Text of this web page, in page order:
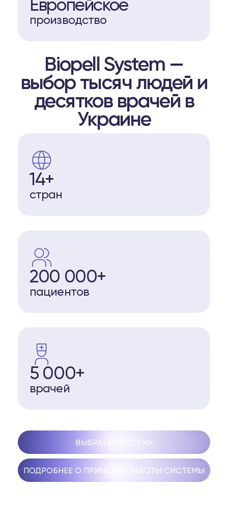
Biopell System —
выбор тысяч людей и
десятков врачей в
Украине
200 000+
пациентов
5 000+
врачей
14+
стран
Европейское
производство
ВЫБРАТЬ СИСТЕМУ
ПОДРОБНЕЕ О ПРИНЦИПЕ РАБОТЫ СИСТЕМЫ